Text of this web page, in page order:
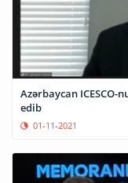
Azərbaycan
edib
01-11-2021